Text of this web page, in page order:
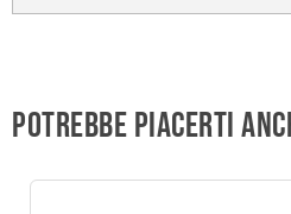
Potrebbe piacerti